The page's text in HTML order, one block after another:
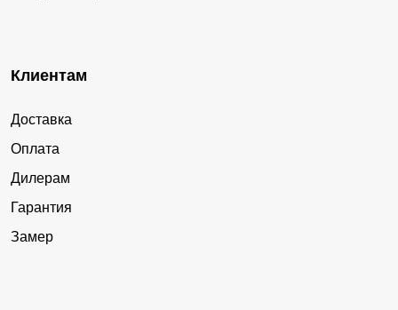
Клиентам
Доставка
Оплата
Дилерам
Гарантия
Замер